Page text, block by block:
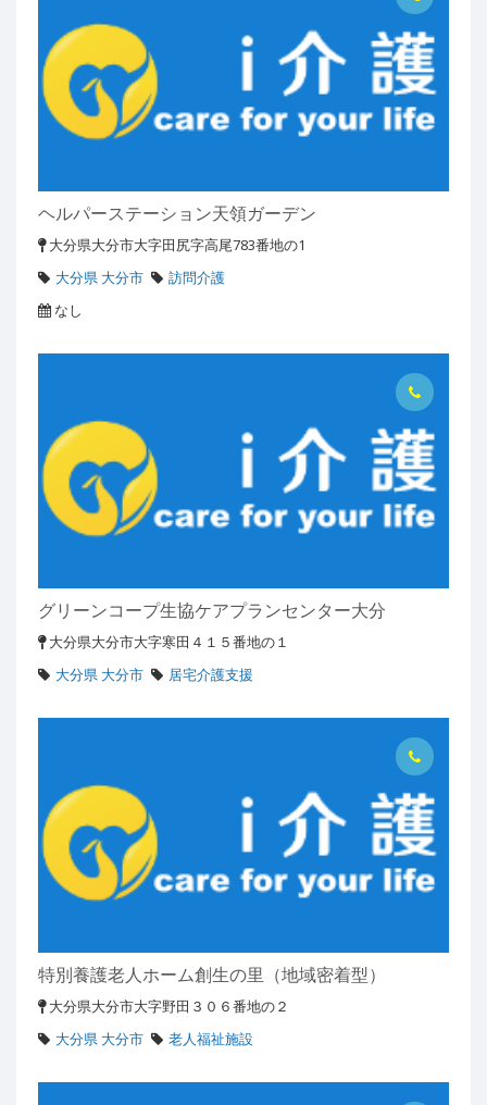
ヘルパーステーション天領ガーデン
大分県大分市大字田尻字高尾783番地の1
大分県 大分市
訪問介護
なし
グリーンコープ生協ケアプランセンター大分
大分県大分市大字寒田４１５番地の１
大分県 大分市
居宅介護支援
特別養護老人ホーム創生の里（地域密着型）
大分県大分市大字野田３０６番地の２
大分県 大分市
老人福祉施設